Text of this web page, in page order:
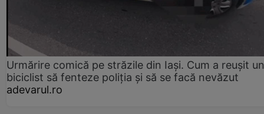
Urmărire comică pe străzile din Iași. Cum a reușit un
biciclist să fenteze poliția și să se facă nevăzut
adevarul.ro